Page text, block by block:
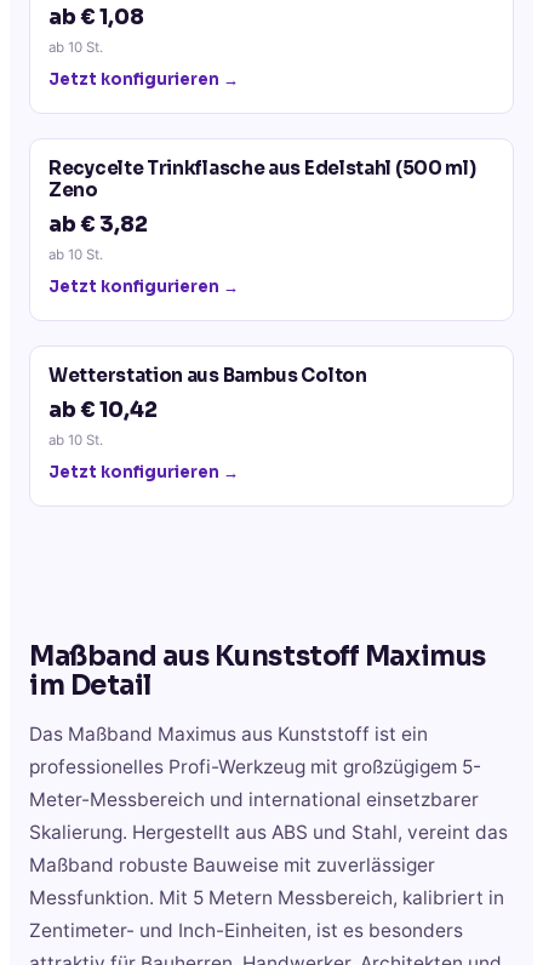
ab € 1,08
ab 10 St.
Jetzt konfigurieren →
Recycelte Trinkflasche aus Edelstahl (500 ml)
Zeno
ab € 3,82
ab 10 St.
Jetzt konfigurieren →
Wetterstation aus Bambus Colton
ab € 10,42
ab 10 St.
Jetzt konfigurieren →
Maßband aus Kunststoff Maximus
im Detail
Das Maßband Maximus aus Kunststoff ist ein
professionelles Profi-Werkzeug mit großzügigem 5-
Meter-Messbereich und international einsetzbarer
Skalierung. Hergestellt aus ABS und Stahl, vereint das
Maßband robuste Bauweise mit zuverlässiger
Messfunktion. Mit 5 Metern Messbereich, kalibriert in
Zentimeter- und Inch-Einheiten, ist es besonders